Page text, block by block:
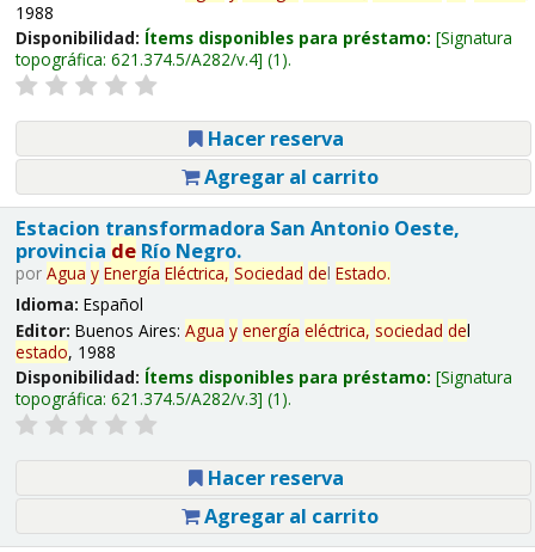
1988
Disponibilidad: Ítems disponibles para préstamo: Signatura
topográfica: 621.374.5/A282/v.4 (1).
Hacer reserva
Agregar al carrito
Estacion transformadora San Antonio Oeste,
provincia deRío Negro.
por Agua y Energía Eléctrica, Sociedad del Estado.
Idioma: Español
Editor: Buenos Aires: Agua y energía eléctrica, sociedad del
estado, 1988
Disponibilidad: Ítems disponibles para préstamo: Signatura
topográfica: 621.374.5/A282/v.3 (1).
Hacer reserva
Agregar al carrito